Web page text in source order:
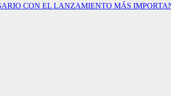
CON EL LANZAMIENTO MÁS